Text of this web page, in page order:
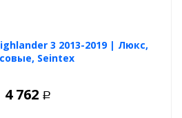
3 2013-2019 | Люкс,
Seintex
4 762 Р